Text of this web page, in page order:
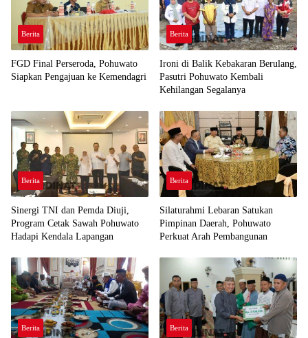
Berita
FGD Final Perseroda, Pohuwato
Siapkan Pengajuan ke Kemendagri
Berita
Ironi di Balik Kebakaran Berulang,
Pasutri Pohuwato Kembali
Kehilangan Segalanya
Berita
Sinergi TNI dan Pemda Diuji,
Program Cetak Sawah Pohuwato
Hadapi Kendala Lapangan
Berita
Silaturahmi Lebaran Satukan
Pimpinan Daerah, Pohuwato
Perkuat Arah Pembangunan
Berita Berita